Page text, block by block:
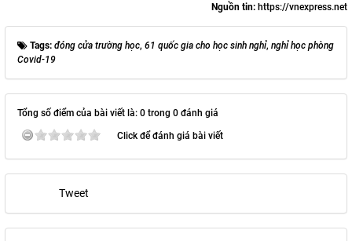
Nguồn tin: https://vnexpress.net
Tags: đóng cửa trường học, 61 quốc gia cho học sinh nghỉ, nghỉ học phòng
Covid-19
Tổng số điểm của bài viết là: 0 trong 0 đánh giá
Click để đánh giá bài viết
Tweet